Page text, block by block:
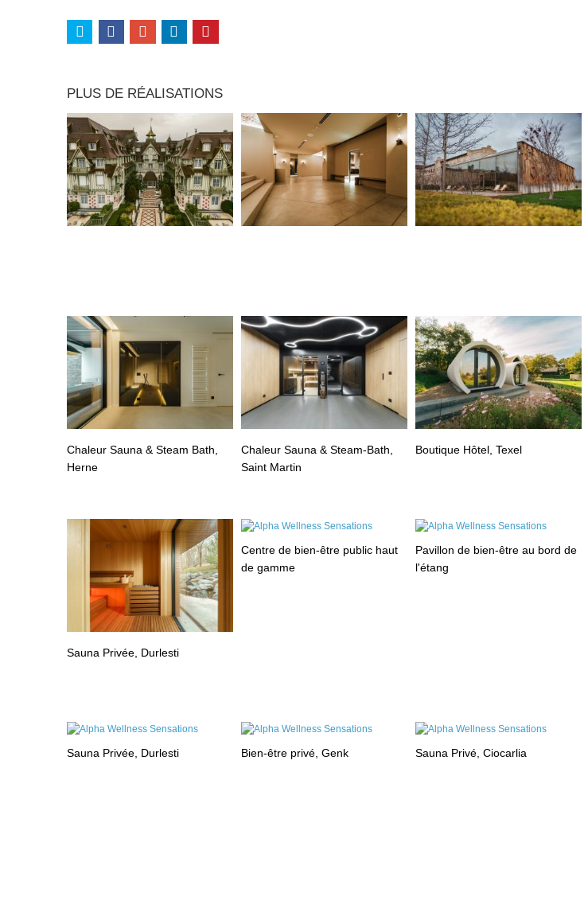
PLUS DE RÉALISATIONS
Chaleur Sauna & Steam Bath,
Herne
Chaleur Sauna & Steam-Bath,
Saint Martin
Boutique Hôtel, Texel
Sauna Privée, Durlesti
Centre de bien-être public haut
de gamme
Pavillon de bien-être au bord de
l'étang
Sauna Privée, Durlesti Bien-être privé, Genk Sauna Privé, Ciocarlia